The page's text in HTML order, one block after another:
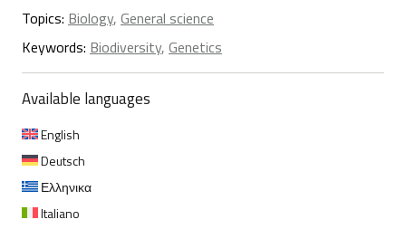
Topics: Biology, General science
Keywords: Biodiversity, Genetics
Available languages
English
Deutsch
Ελληνικα
Italiano